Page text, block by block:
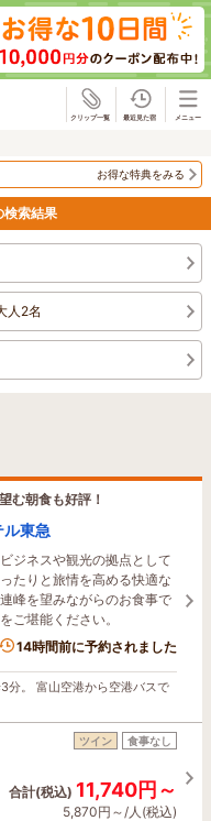
お得な特典をみる
検索結果
人2名
む朝食も好評！
東急
ジネスや観光の拠点として
たりと旅情を高める快適な
峰を望みながらのお食事で
ご堪能ください。
14時間前に予約されました
分。 富山空港から空港バスで
ツイン 食事なし
合計(税込) 11,740円～
5,870円～/人(税込)